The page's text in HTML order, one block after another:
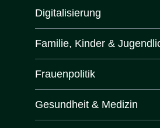
Digitalisierung
Familie, Kinder &
Frauenpolitik
Gesundheit & Medizin